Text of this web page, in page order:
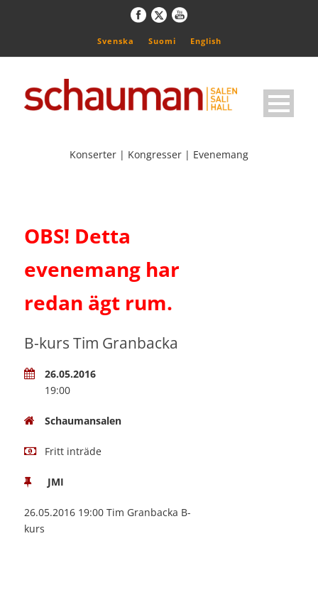
Svenska Suomi English
Konserter | Kongresser | Evenemang
OBS! Detta
evenemang har
redan ägt rum.
B-kurs Tim Granbacka
26.05.2016
19:00
Schaumansalen
Fritt inträde
JMI
26.05.2016 19:00 Tim Granbacka B-
kurs